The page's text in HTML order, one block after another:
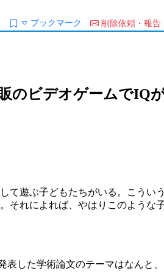
ブックマーク 削除依頼・報告